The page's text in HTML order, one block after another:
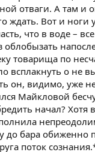
отваги. А там и
ждать. Вот и
что в воде –
облобызать
товарища по
всплакнуть о не
он, видимо, уже
Майкловой
начал? Хотя
до бара обиженно
поток